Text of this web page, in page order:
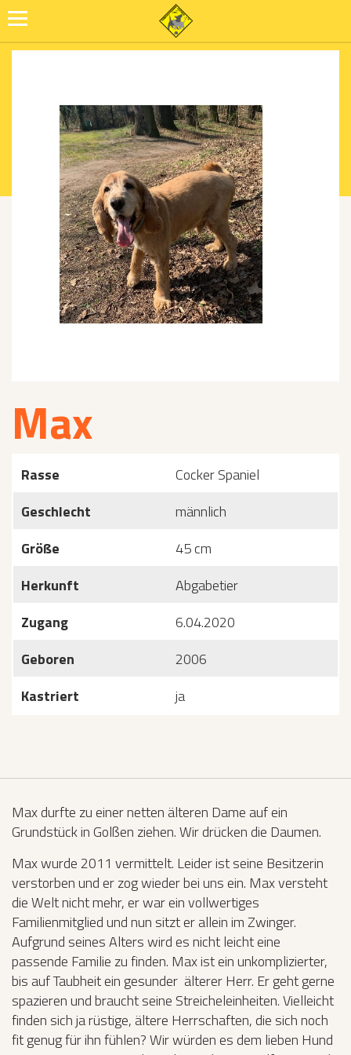
Max
Rasse
Cocker Spaniel
Geschlecht
männlich
Größe
45 cm
Herkunft
Abgabetier
Zugang
6.04.2020
Geboren
2006
Kastriert
ja
Max durfte zu einer netten älteren Dame auf ein
Grundstück in Golßen ziehen. Wir drücken die Daumen.
Max wurde 2011 vermittelt. Leider ist seine Besitzerin
verstorben und er zog wieder bei uns ein. Max versteht
die Welt nicht mehr, er war ein vollwertiges
Familienmitglied und nun sitzt er allein im Zwinger.
Aufgrund seines Alters wird es nicht leicht eine
passende Familie zu finden. Max ist ein unkomplizierter,
bis auf Taubheit ein gesunder älterer Herr. Er geht gerne
spazieren und braucht seine Streicheleinheiten. Vielleicht
finden sich ja rüstige, ältere Herrschaften, die sich noch
fit genug für ihn fühlen? Wir würden es dem lieben Hund